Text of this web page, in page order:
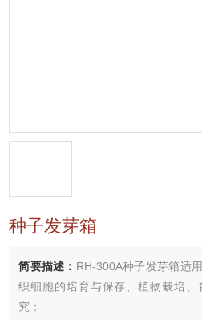
种子发芽箱
简要描述： RH-300A种子发芽箱适
织细胞的培育与保存、植物栽培
究；